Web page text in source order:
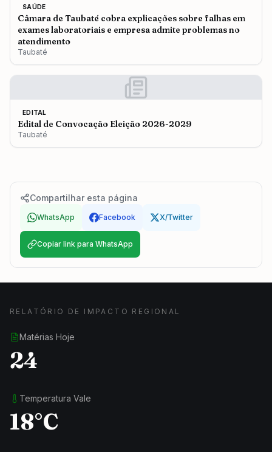
SAÚDE
Câmara de Taubaté cobra explicações sobre falhas em
exames laboratoriais e empresa admite problemas no
atendimento
Taubaté
EDITAL
Edital de Convocação Eleição 2026-2029
Taubaté
Compartilhar esta página
WhatsApp Facebook X/Twitter
Copiar link para WhatsApp
RELATÓRIO DE IMPACTO REGIONAL
Matérias Hoje
24
Temperatura Vale
18°C